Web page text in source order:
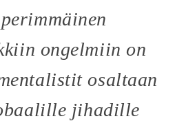
ongelmiin on
osaltaan
jihadille